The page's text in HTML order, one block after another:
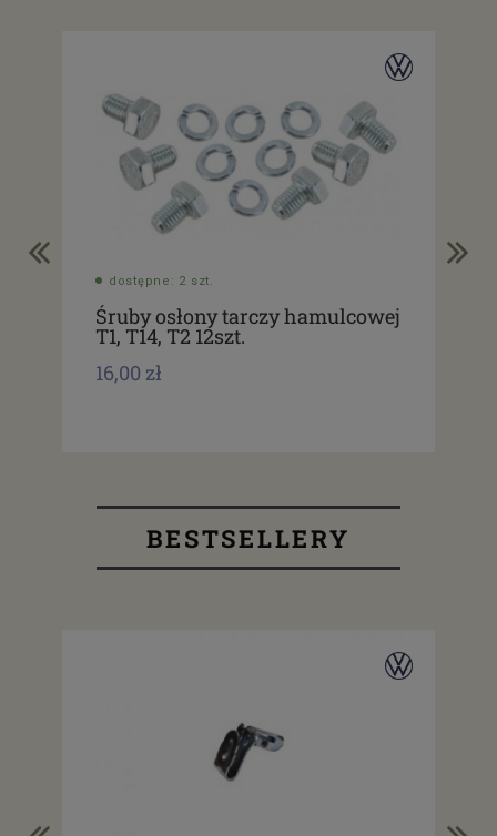
dostępne: 2 szt.
Śruby osłony tarczy hamulcowej
T1, T14, T2 12szt.
16,00 zł
BESTSELLERY